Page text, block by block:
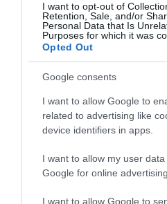
I want to opt-out of
Retention, Sale, and/or
Personal Data that Is
Purposes for which it was
Opted Out
Google consents
I want to allow Google to
related to advertising like
device identifiers in apps.
I want to allow my user
Google for online
I want to allow Google to
Προτεινόμενα